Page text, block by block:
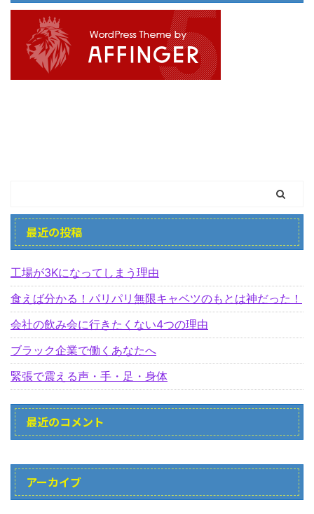
最近の投稿
工場が3Kになってしまう理由
食えば分かる！パリパリ無限キャベツのもとは神だった！
会社の飲み会に行きたくない4つの理由
ブラック企業で働くあなたへ
緊張で震える声・手・足・身体
最近のコメント
アーカイブ